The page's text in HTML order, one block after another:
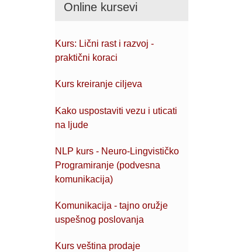
Online kursevi
Kurs: Lični rast i razvoj -
praktični koraci
Kurs kreiranje ciljeva
Kako uspostaviti vezu i uticati
na ljude
NLP kurs - Neuro-Lingvističko
Programiranje (podvesna
komunikacija)
Komunikacija - tajno oružje
uspešnog poslovanja
Kurs veština prodaje